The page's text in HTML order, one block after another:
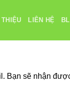
LIÊN HỆ
Bạn sẽ nhận